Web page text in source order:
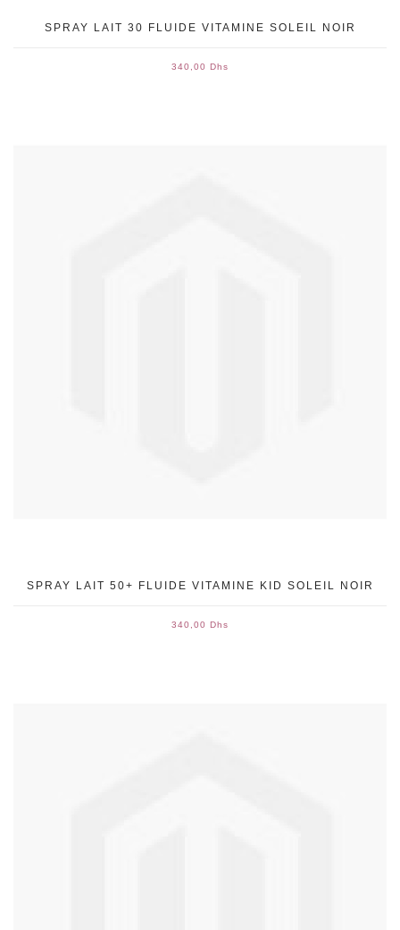
SPRAY LAIT 30 FLUIDE VITAMINE SOLEIL NOIR
340,00 Dhs
SPRAY LAIT 50+ FLUIDE VITAMINE KID SOLEIL NOIR
340,00 Dhs